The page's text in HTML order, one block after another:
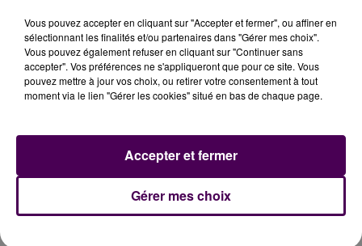
"Vert Marine"ont été suspendues. A cette situation
s’ajoutent aussi des conséquences sociales, puisque
les agents qui travaillent à Aquaval se retrouvent au
chômage technique, et les scolaires ne peuvent
bénéficier de leurs créneaux d’apprentissage de la
Vous pouvez accepter en cliquant sur "Accepter et fermer", ou affiner en
sélectionnant les finalités et/ou partenaires dans "Gérer mes choix".
Vous pouvez également refuser en cliquant sur "Continuer sans
accepter". Vos préférences ne s'appliqueront que pour ce site. Vous
pouvez mettre à jour vos choix, ou retirer votre consentement à tout
moment via le lien "Gérer les cookies" situé en bas de chaque page.
Gérer mes choix
Accepter et fermer